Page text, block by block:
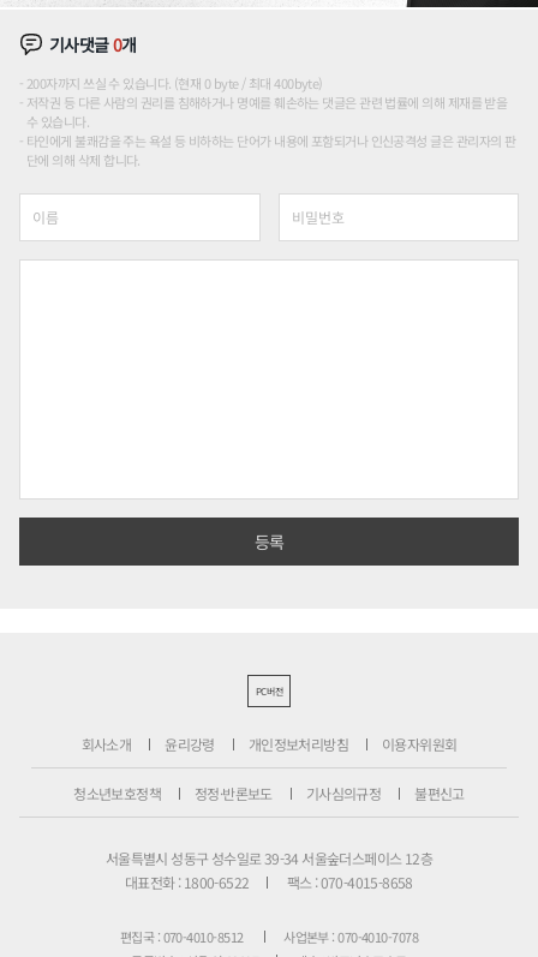
기사댓글0개
200자까지 쓰실 수 있습니다. (현재 0 byte / 최대 400byte)
저작권 등 다른 사람의 권리를 침해하거나 명예를 훼손하는 댓글은 관련 법률에 의해 제재를 받을
수 있습니다.
타인에게 불쾌감을 주는 욕설 등 비하하는 단어가 내용에 포함되거나 인신공격성 글은 관리자의 판
단에 의해 삭제 합니다.
PC버전
회사소개 윤리강령 개인정보처리방침 이용자위원회
청소년보호정책 정정·반론보도 기사심의규정 불편신고
서울특별시 성동구 성수일로 39-34 서울숲더스페이스 12층
대표전화 : 1800-6522
팩스 : 070-4015-8658
편집국 : 070-4010-8512
사업본부 : 070-4010-7078